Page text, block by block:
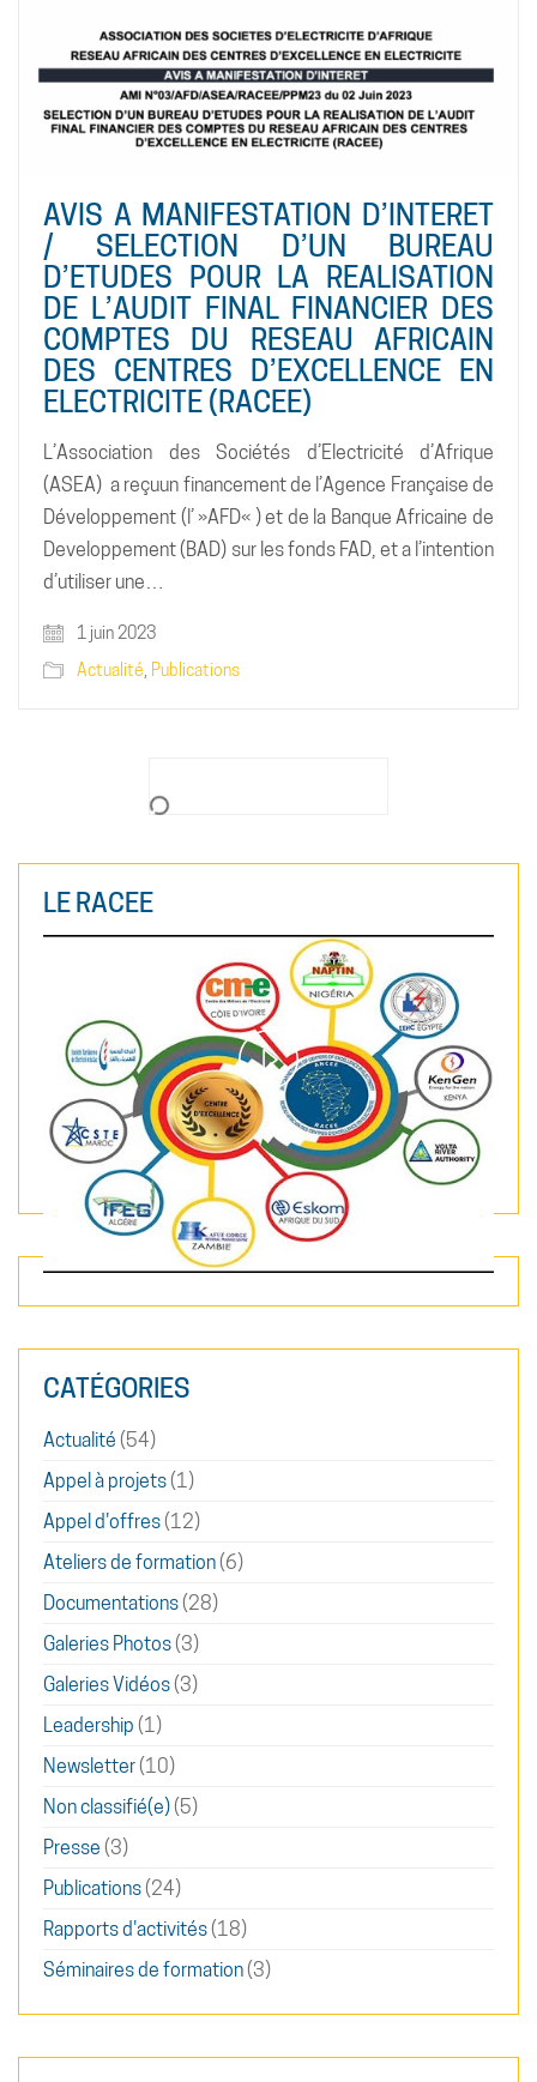
AVIS A MANIFESTATION D’INTERET
/ SELECTION D’UN BUREAU
D’ETUDES POUR LA REALISATION
DE L’AUDIT FINAL FINANCIER DES
COMPTES DU RESEAU AFRICAIN
DES CENTRES D’EXCELLENCE EN
ELECTRICITE (RACEE)
L’Association des Sociétés d’Electricité d’Afrique
(ASEA) a reçuun financement de l’Agence Française de
Développement (l’ »AFD« ) et de la Banque Africaine de
Developpement (BAD) sur les fonds FAD, et a l’intention
d’utiliser une…
1 juin 2023
Actualité Publications
LE RACEE
Play
Video
CATÉGORIES
Actualité (54)
Appel à projets(1)
Appel d'offres(12)
Ateliers de formation(6)
Documentations(28)
Galeries Photos(3)
Galeries Vidéos(3)
Leadership (1)
Newsletter(10)
Non classifié(e)(5)
Presse (3)
Publications(24)
Rapports d'activités(18)
Séminaires de formation(3)